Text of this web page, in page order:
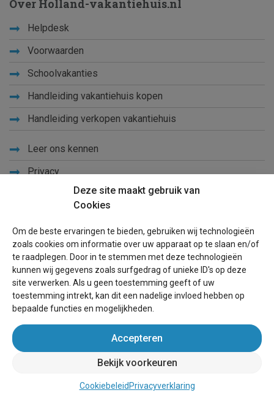
Bellen Bericht
Deze site maakt gebruik van
Cookies
Om de beste ervaringen te bieden, gebruiken wij technologieën
zoals cookies om informatie over uw apparaat op te slaan en/of
te raadplegen. Door in te stemmen met deze technologieën
kunnen wij gegevens zoals surfgedrag of unieke ID's op deze
site verwerken. Als u geen toestemming geeft of uw
toestemming intrekt, kan dit een nadelige invloed hebben op
bepaalde functies en mogelijkheden.
Accepteren
Bekijk voorkeuren
Cookiebeleid Privacyverklaring
Over Holland-vakantiehuis.nl
Helpdesk
Voorwaarden
Schoolvakanties
Handleiding vakantiehuis kopen
Handleiding verkopen vakantiehuis
Leer ons kennen
Privacy
Blog
Voor eigenaren
Een advertentie plaatsen
Succesvol verhuren vakantiewoning
wereldvakantiehuis.nl(vakantiehuizen wereldwijd)